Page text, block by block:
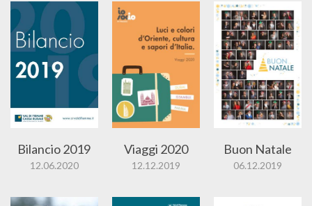
Bilancio 2019
12.06.2020
Viaggi 2020
12.12.2019
Buon Natale
06.12.2019